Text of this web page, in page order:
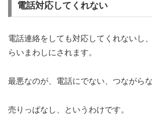
電話対応してくれない
電話連絡をしても対応してくれないし
らいまわしにされます。
最悪なのが、電話にでない、つながら
売りっぱなし、というわけです。